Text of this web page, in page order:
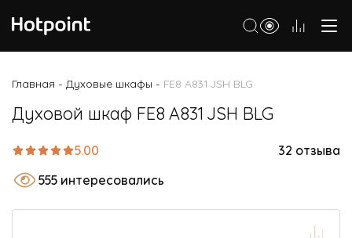
Варочные панели
Главная - Духовые шкафы - FE8 A831 JSH BLG
Духовой шкаф FE8 A831 JSH BLG
5.00
32 отзыва
555 интересовались